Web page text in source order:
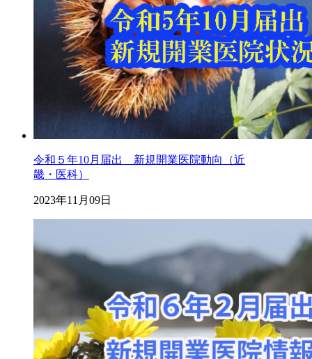
令和５年10月届出 新規開業医院動向（近
畿・医科）
2023年11月09日